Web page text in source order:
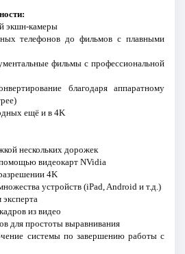
экшн-камеры
телефонов до фильмов с плавными
фильмы с профессиональной
благодаря аппаратному
ещё и в 4K
нескольких дорожек
видеокарт NVidia
4K
устройств (iPad, Android и т.д.)
из видео
для простоты выравнивания
системы по завершению работы с